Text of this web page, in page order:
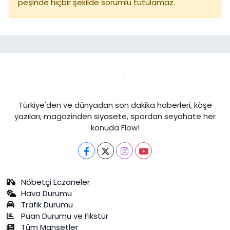
Türkiye'den ve dünyadan son dakika haberleri, köşe
yazıları, magazinden siyasete, spordan seyahate her
konuda Flow!
Nöbetçi Eczaneler
Hava Durumu
Trafik Durumu
Puan Durumu ve Fikstür
Tüm Manşetler